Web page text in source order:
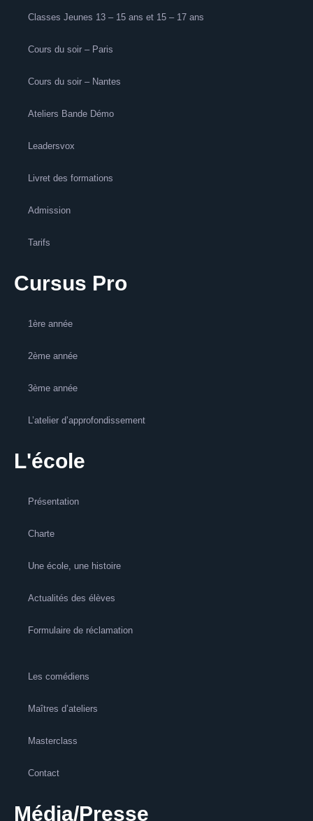
Classes Jeunes 13 – 15 ans et 15 – 17 ans
Cours du soir – Paris
Cours du soir – Nantes
Ateliers Bande Démo
Leadersvox
Livret des formations
Admission
Tarifs
Cursus Pro
1ère année
2ème année
3ème année
L’atelier d’approfondissement
L'école
Présentation
Charte
Une école, une histoire
Actualités des élèves
Formulaire de réclamation
Les comédiens
Maîtres d’ateliers
Masterclass
Contact
Média/Presse